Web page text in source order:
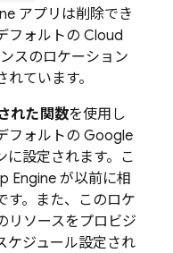
アプリは削除でき
フォルトの Cloud
スのロケーション
ています。
れた関数を使用し
フォルトの Google
に設定されます。こ
Engineが以前に相
す。また、このロケ
リソースをプロビジ
ケジュール設定され